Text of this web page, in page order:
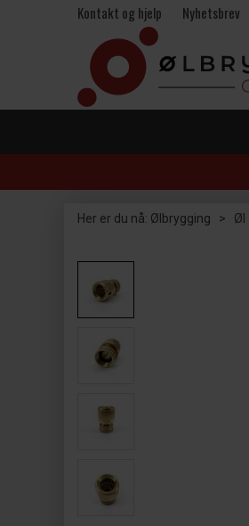
Kontakt og hjelp Nyhetsbrev
Her er du nå: Ølbrygging > Øl